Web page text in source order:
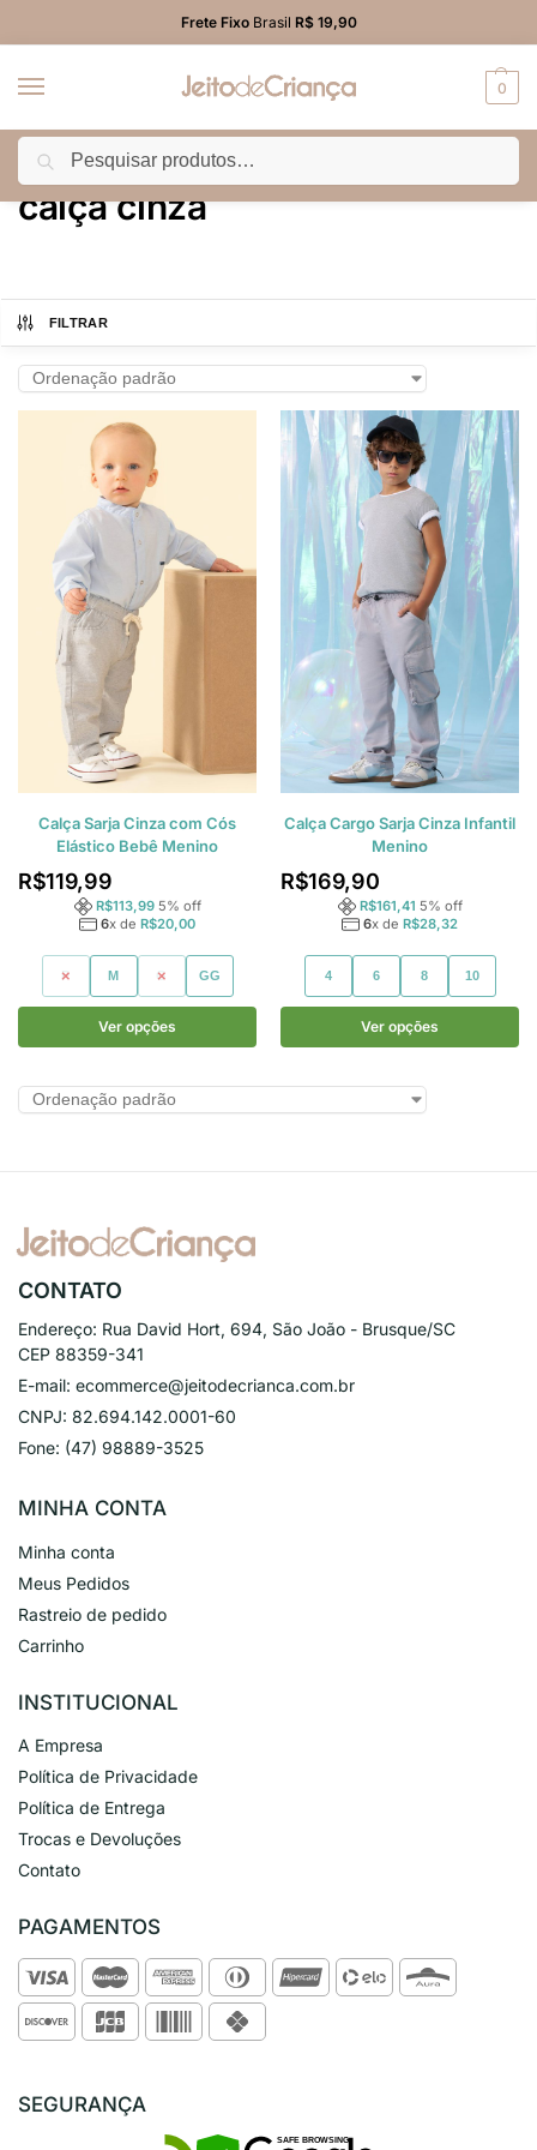
Frete FixoBrasil R$ 19,90
0
Início Produtos marcados com a tag “calça cinza”
calça cinza
FILTRAR
Calça Sarja Cinza com Cós
Elástico Bebê Menino
R$119,99
R$113,99 5% off
6x de R$20,00
P M G GG
Ver opções
Calça Cargo Sarja Cinza Infantil
Menino
R$169,90
R$161,41 5% off
6x de R$28,32
4 6 8 10
Ver opções
CONTATO
Endereço: Rua David Hort, 694, São João - Brusque/SC
CEP 88359-341
E-mail: ecommerce@jeitodecrianca.com.br
CNPJ: 82.694.142.0001-60
Fone: (47) 98889-3525
MINHA CONTA
Minha conta
Meus Pedidos
Rastreio de pedido
Carrinho
INSTITUCIONAL
A Empresa
Política de Privacidade
Política de Entrega
Trocas e Devoluções
Contato
PAGAMENTOS
SEGURANÇA
SAFE BROWSING